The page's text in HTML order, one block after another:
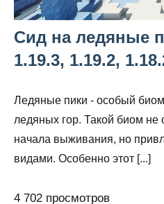
Сид на ледяные
1.19.3, 1.19.2,
Ледяные пики - особый
ледяных гор. Такой биом не
начала выживания, но
видами. Особенно этот [...]
4 702 просмотров